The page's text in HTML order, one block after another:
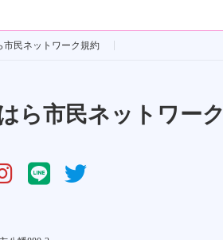
市民ネットワーク規約
ら市民ネットワーク